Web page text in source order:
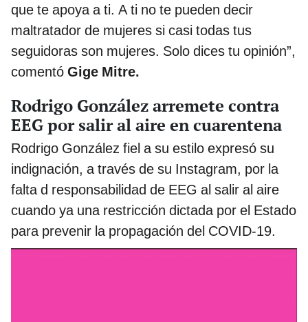
que te apoya a ti. A ti no te pueden decir
maltratador de mujeres si casi todas tus
seguidoras son mujeres. Solo dices tu opinión”,
comentó Gige Mitre.
Rodrigo González arremete contra
EEG por salir al aire en cuarentena
Rodrigo González fiel a su estilo expresó su
indignación, a través de su Instagram, por la
falta d responsabilidad de EEG al salir al aire
cuando ya una restricción dictada por el Estado
para prevenir la propagación del COVID-19.